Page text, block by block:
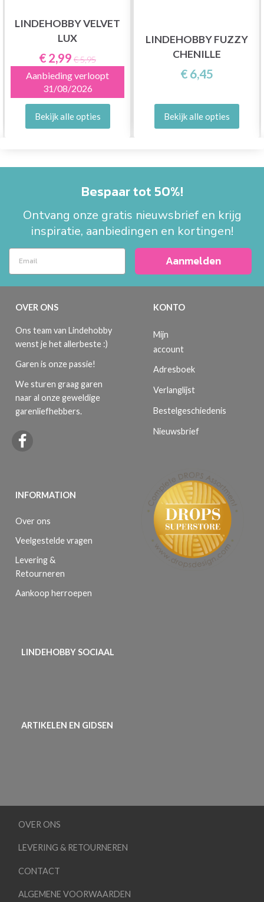
LINDEHOBBY VELVET
LUX
€ 2,99 € 5,95
Aanbieding verloopt
31/08/2026
Bekijk alle opties
LINDEHOBBY FUZZY
CHENILLE
€ 6,45
Bekijk alle opties
Bespaar tot 50%!
Ontvang onze gratis nieuwsbrief en krijg
inspiratie, aanbiedingen en kortingen!
Aanmelden
OVER ONS
Ons team van Lindehobby
wenst je het allerbeste :)
Garen is onze passie!
We sturen graag garen
naar al onze geweldige
garenliefhebbers.
INFORMATION
Over ons
Veelgestelde vragen
Levering &
Retourneren
Aankoop herroepen
KONTO
Mijn
account
Adresboek
Verlanglijst
Bestelgeschiedenis
Nieuwsbrief
LINDEHOBBY SOCIAAL
ARTIKELEN EN GIDSEN
OVER ONS
LEVERING & RETOURNEREN
CONTACT
ALGEMENE VOORWAARDEN